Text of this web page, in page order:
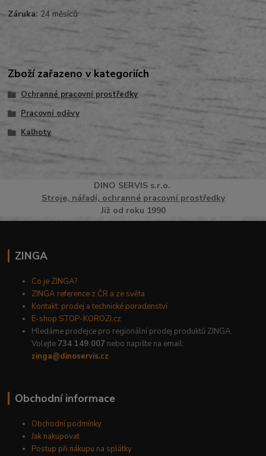
Záruka: 24 měsíců
Zboží zařazeno v kategoriích
Ochranné pracovní prostředky
Pracovní oděvy
Kalhoty
DINO SERVISs.r.o.
Stroje, nářadí, ochranné pracovní prostředky
Již od roku 1990
ZINGA
Co je ZINGA?
ZINGA reference z ČR a ze světa
Kontakt: prodej a technické poradenství
E-shop STOP-KOROZI.cz
Hledáme prodejce pro regionální prodej produktů ZINGA.
Volejte 734 149 007 nebo napište na email:
zinga@dinoservis.cz
Obchodní informace
Obchodní podmínky
Jak nakupovat
Postup při nákupu na splátky